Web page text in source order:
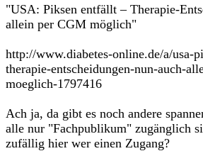
"USA: Piksen entfällt – Therapie-
allein per CGM möglich"
http://www.diabetes-online.de/a/usa-
therapie-entscheidungen-nun-auch-
moeglich-1797416
Ach ja, da gibt es noch andere
alle nur "Fachpublikum" zugänglich
zufällig hier wer einen Zugang?